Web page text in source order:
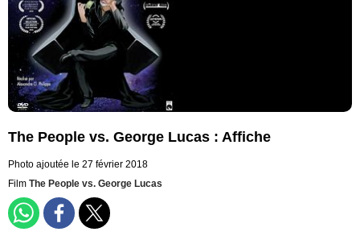
The People vs. George Lucas : Affiche
Photo ajoutée le 27 février 2018
Film The People vs. George Lucas